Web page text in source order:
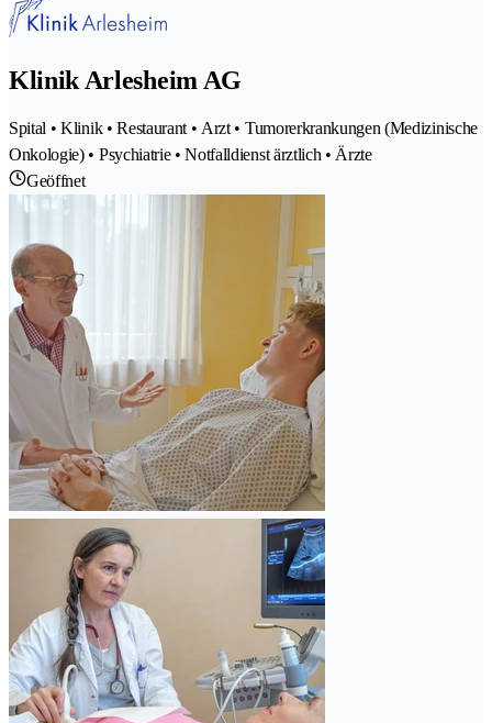
Klinik Arlesheim AG
Spital • Klinik • Restaurant • Arzt • Tumorerkrankungen (Medizinische
Onkologie) • Psychiatrie • Notfalldienst ärztlich • Ärzte
Geöffnet